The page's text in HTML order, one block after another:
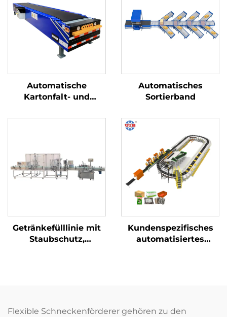
Automatische
Kartonfalt- und
Kartonaufrichtemaschine
Automatisches
Sortierband
Getränkefülllinie mit
Staubschutz,
Kundenspezifisches
automatisiertes
Flexible Schneckenförderer gehören zu den